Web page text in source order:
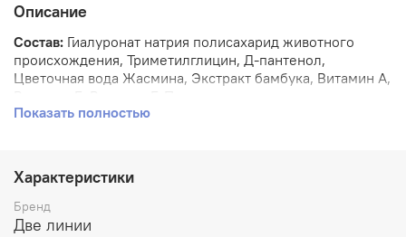
Описание
Состав: Гиалуронат натрия полисахарид животного
происхождения, Триметилглицин, Д-пантенол,
Цветочная вода Жасмина, Экстракт бамбука, Витамин А,
Срок годности:2 года.
Показать полностью
Характеристики
Бренд
Две линии